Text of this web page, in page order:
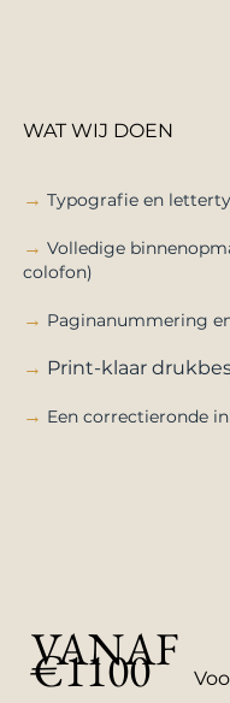
WAT WIJ DOEN
→ Typografie en
→ Volledige
colofon)​
→ Paginanummering
→ Print-klaar
→ Een correctieronde
VANAF
€1100